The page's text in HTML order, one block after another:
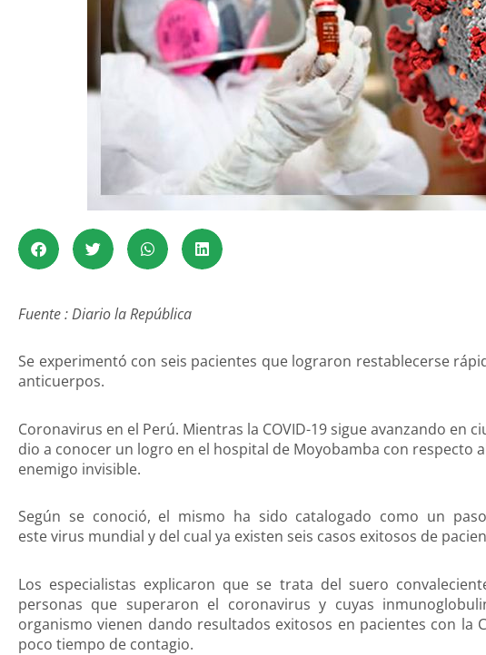
Fuente : Diario la República
Se experimentó con seis pacientes que lograron restablecerse
anticuerpos.
Coronavirus en el Perú. Mientras la COVID-19 sigue avanzando en
dio a conocer un logro en el hospital de Moyobamba con respecto
enemigo invisible.
Según se conoció, el mismo ha sido catalogado como un
este virus mundial y del cual ya existen seis casos exitosos de
Los especialistas explicaron que se trata del suero
personas que superaron el coronavirus y cuyas
organismo vienen dando resultados exitosos en pacientes con la
poco tiempo de contagio.